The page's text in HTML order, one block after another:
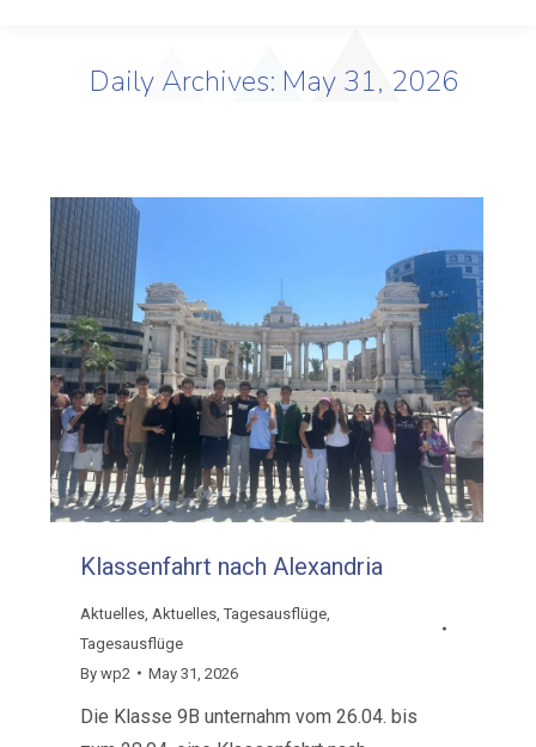
Daily Archives: May 31, 2026
Klassenfahrt nach Alexandria
Aktuelles Aktuelles ,Tagesausflüge
Tagesausflüge
Bywp2 May 31, 2026
Die Klasse 9B unternahm vom 26.04. bis